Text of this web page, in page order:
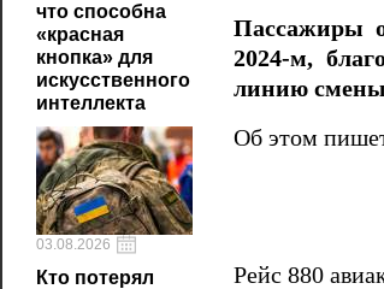
что способна
«красная
кнопка» для
искусственного
интеллекта
03.08.2026
Кто потерял
Пассажиры
2024-м,
линию смены
Об этом
Рейс 880